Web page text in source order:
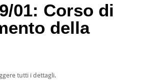
01: Corso di
della
tutti i dettagli.